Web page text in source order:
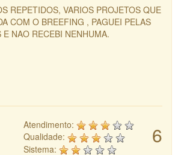
REPETIDOS, VARIOS PROJETOS QUE
COM O BREEFING , PAGUEI PELAS
NAO RECEBI NENHUMA.
6
Atendimento:
Qualidade:
Sistema: